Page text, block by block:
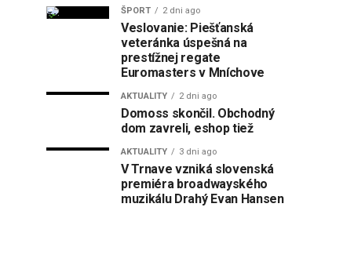
ŠPORT 2 dni ago
Veslovanie: Piešťanská
veteránka úspešná na
prestížnej regate
Euromasters v Mníchove
AKTUALITY 2 dni ago
Domoss skončil. Obchodný
dom zavreli, eshop tiež
AKTUALITY 3 dni ago
V Trnave vzniká slovenská
premiéra broadwayského
muzikálu Drahý Evan Hansen